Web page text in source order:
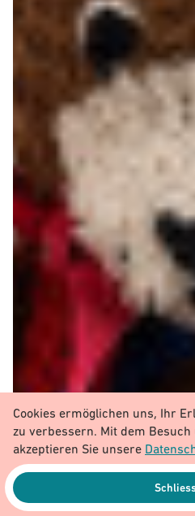
Cookies ermöglichen uns, Ihr
zu verbessern. Mit dem
akzeptieren Sie unsere